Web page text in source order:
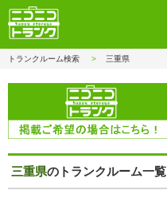
トランクルーム検索 三重県
三重県のトランクルーム一覧